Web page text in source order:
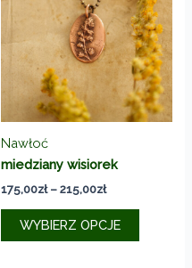
Nawłoć
miedziany wisiorek
175,00zł – 215,00złZakres
od
175,00zł
WYBIERZ OPCJE
Ten